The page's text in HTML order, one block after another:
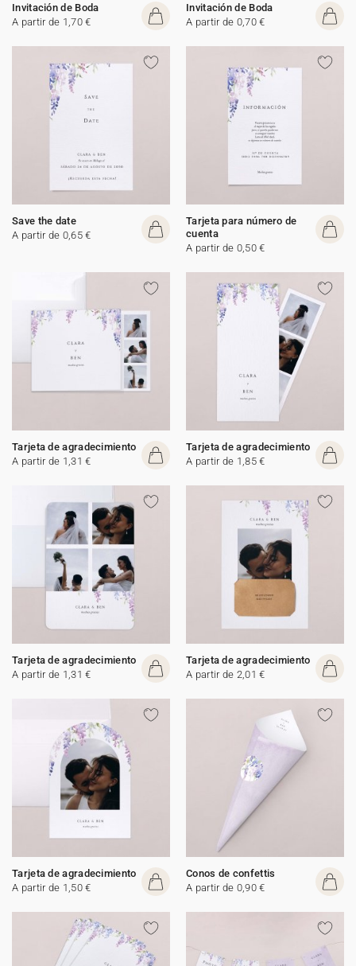
Invitación de Boda
A partir de 1,70 €
Invitación de Boda
A partir de 0,70 €
Save the date
A partir de 0,65 €
Tarjeta para número de
cuenta
A partir de 0,50 €
Tarjeta de agradecimiento
A partir de 1,31 €
Tarjeta de agradecimiento
A partir de 1,85 €
Tarjeta de agradecimiento
A partir de 1,31 €
Tarjeta de agradecimiento
A partir de 2,01 €
Tarjeta de agradecimiento
A partir de 1,50 €
Conos de confettis
A partir de 0,90 €